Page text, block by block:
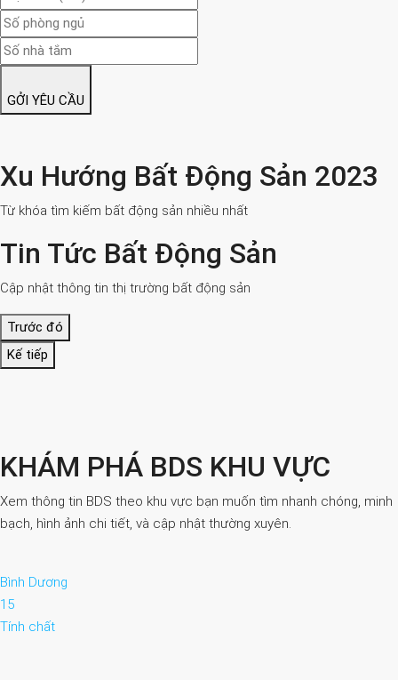
GỞI YÊU CẦU
Xu Hướng Bất Động Sản 2023
Từ khóa tìm kiếm bất động sản nhiều nhất
Tin Tức Bất Động Sản
Cập nhật thông tin thị trường bất động sản
Trước đó
Kế tiếp
KHÁM PHÁ BDS KHU VỰC
Xem thông tin BDS theo khu vực bạn muốn tìm nhanh chóng, minh
bạch, hình ảnh chi tiết, và cập nhật thường xuyên.
Bình Dương
15
Tính chất